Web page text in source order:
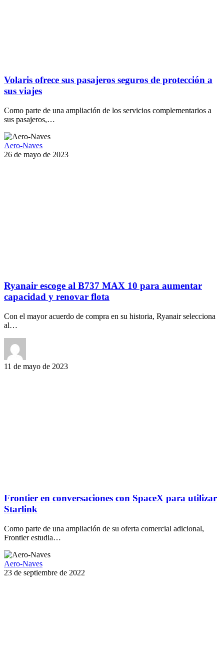
Volaris ofrece sus pasajeros seguros de protección a
sus viajes
Como parte de una ampliación de los servicios complementarios a
sus pasajeros,…
Aero-Naves
26 de mayo de 2023
Ryanair escoge al B737 MAX 10 para aumentar
capacidad y renovar flota
Con el mayor acuerdo de compra en su historia, Ryanair selecciona
al…
11 de mayo de 2023
Frontier en conversaciones con SpaceX para utilizar
Starlink
Como parte de una ampliación de su oferta comercial adicional,
Frontier estudia…
Aero-Naves
23 de septiembre de 2022